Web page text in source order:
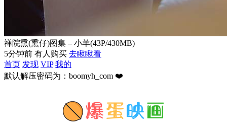
禅院熏(熏仔)图集 – 小羊(43P/430MB)
5分钟前 有人购买 去瞅瞅看
首页 发现 VIP 我的
默认解压密码为：boomyh_com ❤️